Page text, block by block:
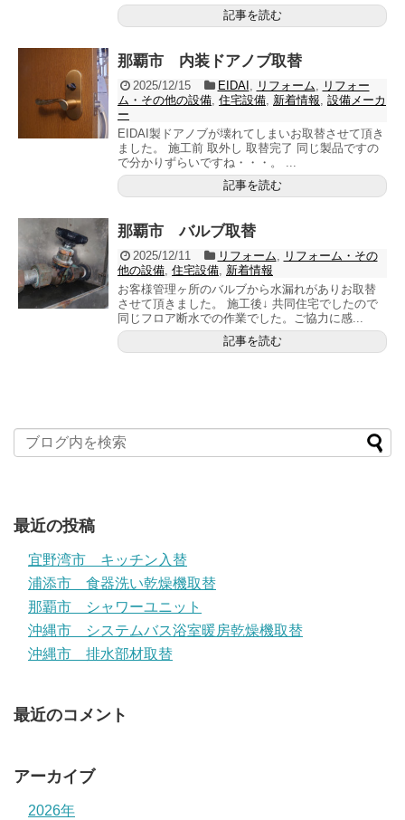
記事を読む
那覇市 内装ドアノブ取替
2025/12/15 EIDAI リフォーム
リフォー
ム・その他の設備 住宅設備 新着情報 設備メーカ
ー
EIDAI製ドアノブが壊れてしまいお取替させて頂き
ました。 施工前 取外し 取替完了 同じ製品ですの
で分かりずらいですね・・・。 ...
記事を読む
那覇市 バルブ取替
2025/12/11 リフォーム
リフォーム・その
他の設備 住宅設備 新着情報
お客様管理ヶ所のバルブから水漏れがありお取替
させて頂きました。 施工後↓ 共同住宅でしたので
同じフロア断水での作業でした。ご協力に感...
記事を読む
最近の投稿
宜野湾市 キッチン入替
浦添市 食器洗い乾燥機取替
那覇市 シャワーユニット
沖縄市 システムバス浴室暖房乾燥機取替
沖縄市 排水部材取替
最近のコメント
アーカイブ
2026年